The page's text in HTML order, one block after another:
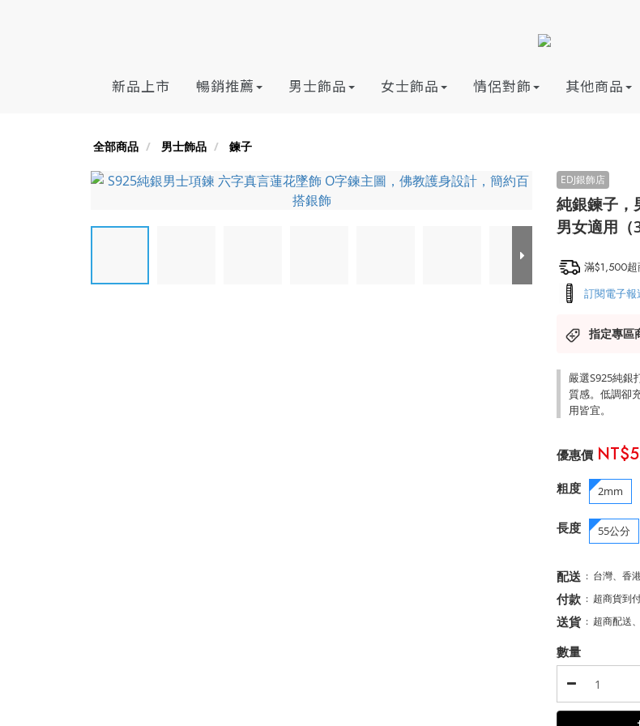
新品上市 暢銷推薦 男士飾品 女士飾品 情侶對飾 其他商品
全部商品 男士飾品 鍊子
純銀鍊子，
男女適用（
滿$1,500
訂閱電子報
指定專區
嚴選S925純銀
質感。低調卻
用皆宜。
粗度 2mm
長度 55公分
配送 : 台灣、香
付款 : 超商貨到
送貨 : 超商配送
數量